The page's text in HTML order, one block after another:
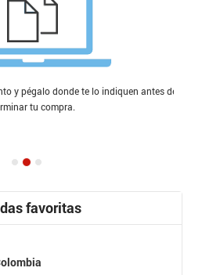
y pégalo donde te lo indiquen antes de
tu compra.
favoritas